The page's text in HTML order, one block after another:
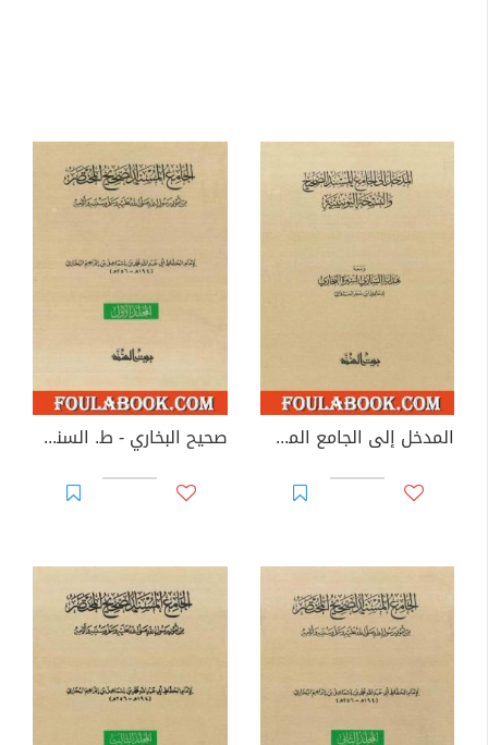
المدخل إلى الجامع المسند الصحيح والنسخة اليونينية صحيح البخاري - ط. السنة - المجلد الأول